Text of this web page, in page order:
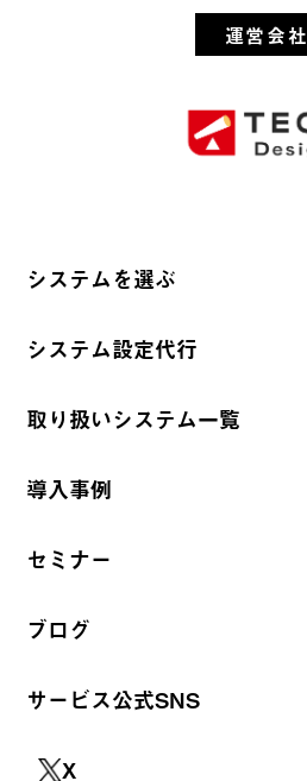
運営会社
システムを選ぶ
システム設定代行
取り扱いシステム一覧
導入事例
セミナー
ブログ
サービス公式SNS
X